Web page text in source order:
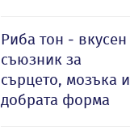
Риба тон - вкусен
съюзник за
сърцето, мозъка и
добрата форма